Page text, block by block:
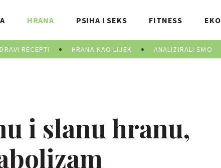
HRANA
RECEPTI HRANA KAO LIJEK ANALIZIRALI SMO
PSIHA I SEKS FITNESS EKO
i slanu hranu,